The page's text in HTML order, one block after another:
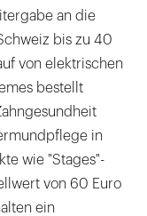
an die
bis zu 40
von elektrischen
bestellt
in
wie "Stages"-
von 60 Euro
ein